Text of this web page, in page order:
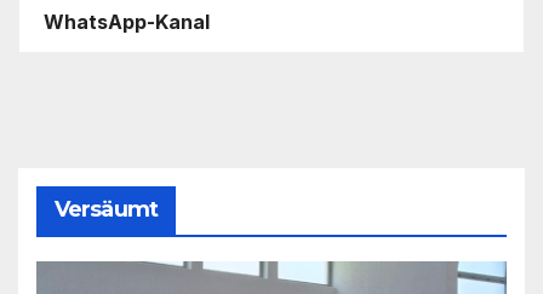
WhatsApp-Kanal
Versäumt